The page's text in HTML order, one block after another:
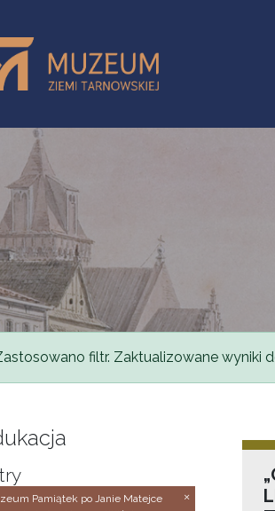
filtr. Zaktualizowane wyniki
Pamiątek po Janie Matejce